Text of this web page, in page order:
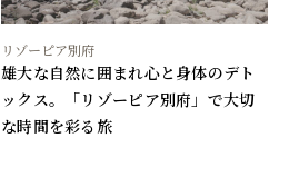
リゾーピア別府
雄大な自然に囲まれ心と身体のデト
ックス。「リゾーピア別府」で大切
な時間を彩る旅